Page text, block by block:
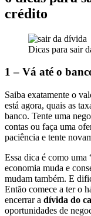
crédito
Dicas para sair
1 – Vá até o
Saiba exatamente o
está agora, quais as
banco. Tente uma
contas ou faça uma
paciência e tente
Essa dica é como uma
economia muda e
mudam também. E
Então comece a ter o
encerrar a dívida do
oportunidades de